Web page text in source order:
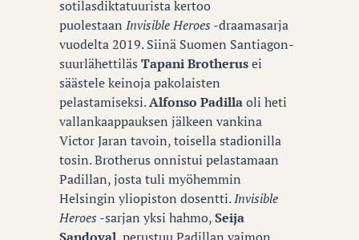
sotilasdiktatuurista kertoo
puolestaan Invisible Heroes -draamasarja
vuodelta 2019. Siinä Suomen Santiagon-
suurlähettiläs Tapani Brotherusei
säästele keinoja pakolaisten
pelastamiseksi.Alfonso Padillaoli heti
vallankaappauksen jälkeen vankina
Victor Jaran tavoin, toisella stadionilla
tosin. Brotherus onnistui pelastamaan
Padillan, josta tuli myöhemmin
Helsingin yliopiston dosentti.Invisible
Heroes -sarjan yksi hahmo,Seija